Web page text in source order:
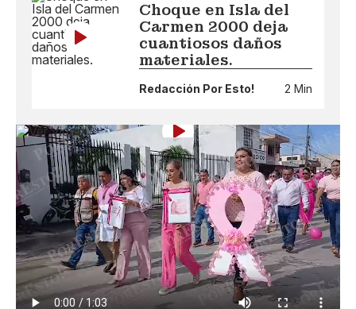
Choque en Isla del
Carmen 2000 deja
cuantiosos daños
materiales.
Redacción Por Esto! 2 Min